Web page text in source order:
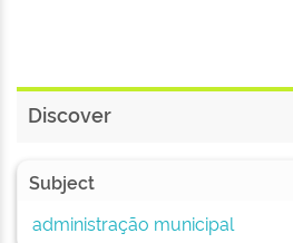
Discover
Subject
administração municipal